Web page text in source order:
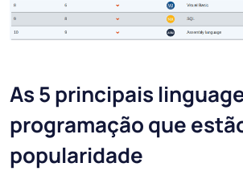
As 5 principais
programação que
popularidade